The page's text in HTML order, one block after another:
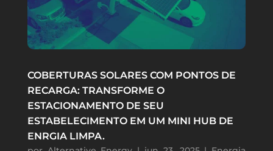
COBERTURAS SOLARES COM PONTOS DE
RECARGA: TRANSFORME O
ESTACIONAMENTO DE SEU
ESTABELECIMENTO EM UM MINI HUB DE
ENRGIA LIMPA.